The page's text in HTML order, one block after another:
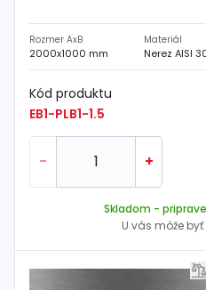
Rozmer AxB
2000x1000 mm
Materiál
Nerez AISI
Kód produktu
EB1-PLB1-1.5
- +
Skladom -
U vás môže byť